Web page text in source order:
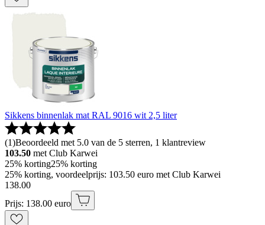
Sikkens binnenlak mat RAL 9016 wit 2,5 liter
(1)Beoordeeld met 5.0 van de 5 sterren, 1 klantreview
103.50 met Club Karwei
25% korting25% korting
25% korting, voordeelprijs: 103.50 euro met Club Karwei
138.00
Prijs: 138.00 euro